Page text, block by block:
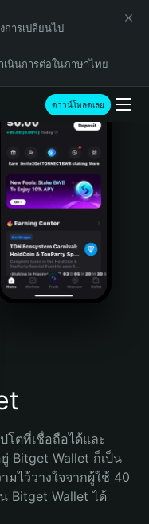
ารเปลี่ยนไป
เนินการต่อในภาษาไทย
ดาวน์โหลดเลย
โตที่เชื่อถือได้และ
Bitget Wallet ก็เป็น
ไว้วางใจจากผู้ใช้ 40
Bitget Wallet ได้